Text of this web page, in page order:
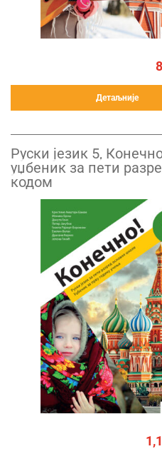
Детаљније
Руски језик 5,
уџбеник за пети
кодом